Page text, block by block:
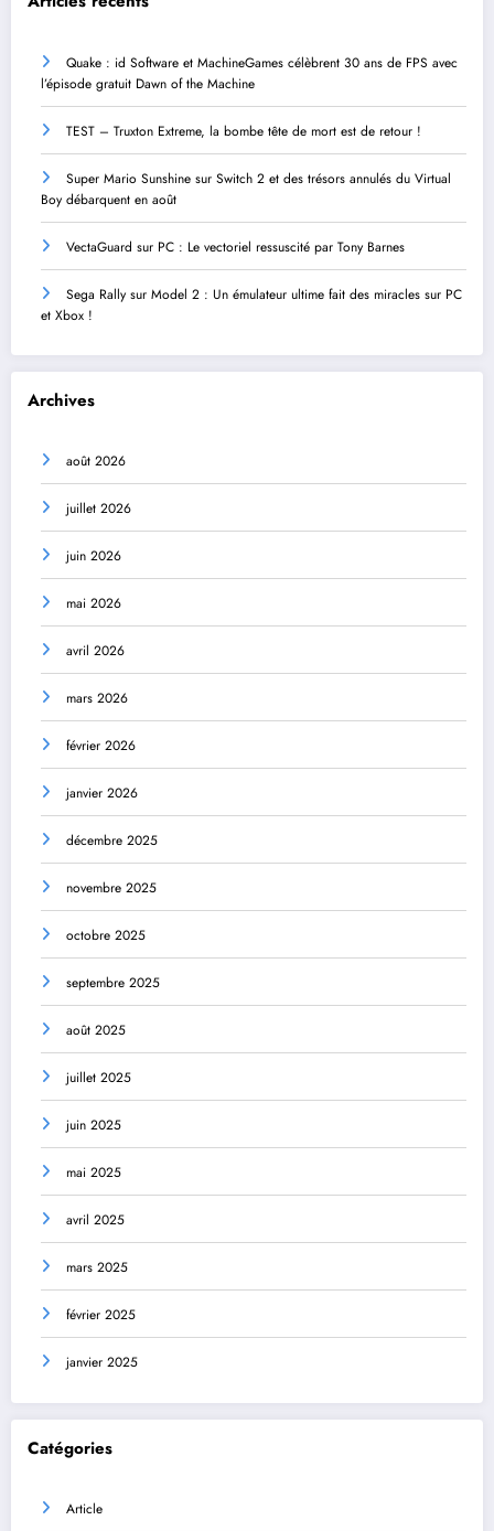
Quake : id Software et MachineGames célèbrent 30 ans de FPS avec
l’épisode gratuit Dawn of the Machine
TEST – Truxton Extreme, la bombe tête de mort est de retour !
Super Mario Sunshine sur Switch 2 et des trésors annulés du Virtual
Boy débarquent en août
VectaGuard sur PC : Le vectoriel ressuscité par Tony Barnes
Sega Rally sur Model 2 : Un émulateur ultime fait des miracles sur PC
et Xbox !
Archives
août 2026
juillet 2026
juin 2026
mai 2026
avril 2026
mars 2026
février 2026
janvier 2026
décembre 2025
novembre 2025
octobre 2025
septembre 2025
août 2025
juillet 2025
juin 2025
mai 2025
avril 2025
mars 2025
février 2025
janvier 2025
Catégories
Article